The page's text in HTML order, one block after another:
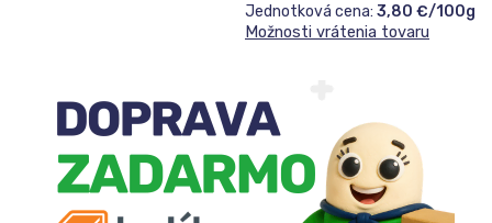
Jednotková cena: 3,80 €/100g
Možnosti vrátenia tovaru